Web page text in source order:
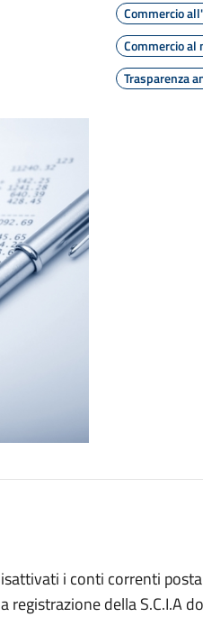
Commercio
Commercio al
Trasparenza
i conti correnti
della S.C.I.A